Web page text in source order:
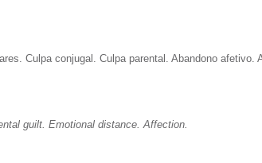
Culpa conjugal. Culpa parental. Abandono afetivo.
guilt. Emotional distance. Affection.